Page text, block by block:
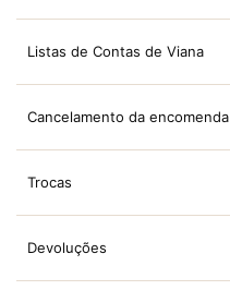
Listas de Contas de Viana
Cancelamento da encomenda
Trocas
Devoluções